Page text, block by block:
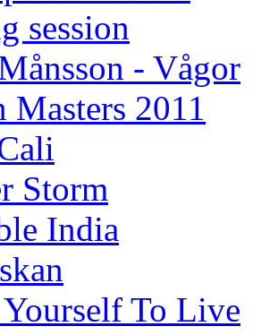
session
- Vågor
Masters 2011
Storm
India
To Live